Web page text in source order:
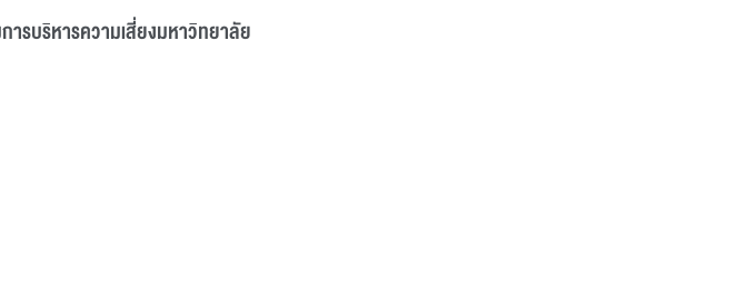
ารบริหารความเสี่ยงมหาวิทยาลัย